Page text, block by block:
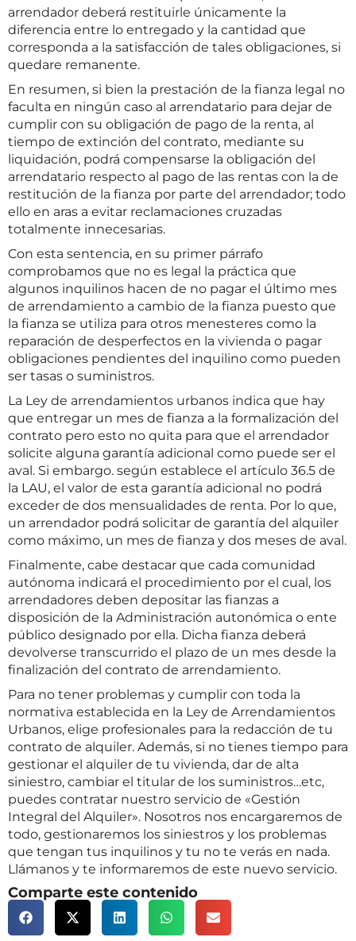
arrendador deberá restituirle únicamente la
diferencia entre lo entregado y la cantidad que
corresponda a la satisfacción de tales obligaciones, si
quedare remanente.
En resumen, si bien la prestación de la fianza legal no
faculta en ningún caso al arrendatario para dejar de
cumplir con su obligación de pago de la renta, al
tiempo de extinción del contrato, mediante su
liquidación, podrá compensarse la obligación del
arrendatario respecto al pago de las rentas con la de
restitución de la fianza por parte del arrendador; todo
ello en aras a evitar reclamaciones cruzadas
totalmente innecesarias.
Con esta sentencia, en su primer párrafo
comprobamos que no es legal la práctica que
algunos inquilinos hacen de no pagar el último mes
de arrendamiento a cambio de la fianza puesto que
la fianza se utiliza para otros menesteres como la
reparación de desperfectos en la vivienda o pagar
obligaciones pendientes del inquilino como pueden
ser tasas o suministros.
La Ley de arrendamientos urbanos indica que hay
que entregar un mes de fianza a la formalización del
contrato pero esto no quita para que el arrendador
solicite alguna garantía adicional como puede ser el
aval. Si embargo. según establece el artículo 36.5 de
la LAU, el valor de esta garantía adicional no podrá
exceder de dos mensualidades de renta. Por lo que,
un arrendador podrá solicitar de garantía del alquiler
como máximo, un mes de fianza y dos meses de aval.
Finalmente, cabe destacar que cada comunidad
autónoma indicará el procedimiento por el cual, los
arrendadores deben depositar las fianzas a
disposición de la Administración autonómica o ente
público designado por ella. Dicha fianza deberá
devolverse transcurrido el plazo de un mes desde la
finalización del contrato de arrendamiento.
Para no tener problemas y cumplir con toda la
normativa establecida en la Ley de Arrendamientos
Urbanos, elige profesionales para la redacción de tu
contrato de alquiler. Además, si no tienes tiempo para
gestionar el alquiler de tu vivienda, dar de alta
siniestro, cambiar el titular de los suministros…etc,
puedes contratar nuestro servicio de «Gestión
Integral del Alquiler». Nosotros nos encargaremos de
todo, gestionaremos los siniestros y los problemas
que tengan tus inquilinos y tu no te verás en nada.
Llámanos y te informaremos de este nuevo servicio.
Comparte este contenido